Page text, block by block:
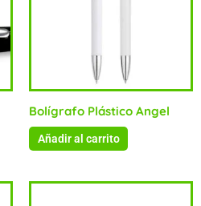
Bolígrafo Plástico Angel
Añadir al carrito